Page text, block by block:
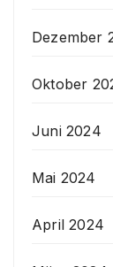
Dezember
Oktober
Juni 2024
Mai 2024
April 2024